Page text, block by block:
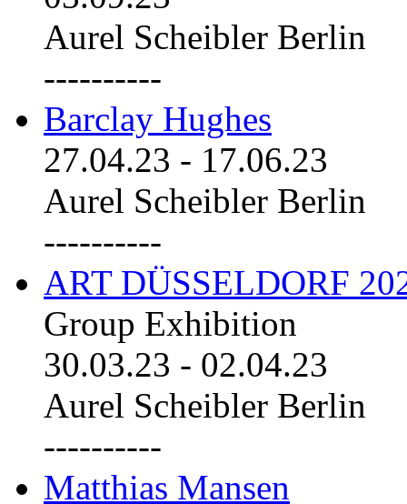
Aurel Scheibler Berlin
----------
Barclay Hughes
27.04.23 - 17.06.23
Aurel Scheibler Berlin
----------
ART DÜSSELDORF
Group Exhibition
30.03.23 - 02.04.23
Aurel Scheibler Berlin
----------
Matthias Mansen